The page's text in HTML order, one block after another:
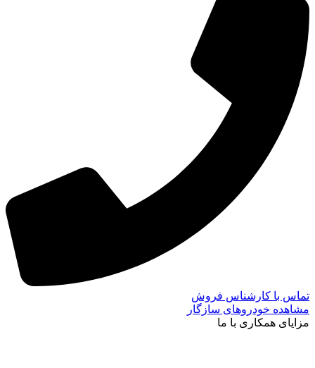
تماس با کارشناس فروش
مشاهده خودروهای سازگار
مزایای همکاری با ما